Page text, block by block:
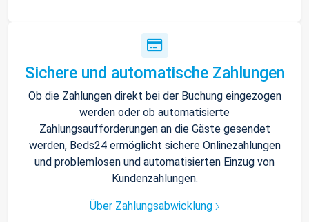
Sichere und automatische Zahlungen
Ob die Zahlungen direkt bei der Buchung eingezogen
werden oder ob automatisierte
Zahlungsaufforderungen an die Gäste gesendet
werden, Beds24 ermöglicht sichere Onlinezahlungen
und problemlosen und automatisierten Einzug von
Kundenzahlungen.
Über Zahlungsabwicklung